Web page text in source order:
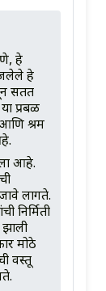
हे
हे
सतत
प्रबळ
श्रम
आहे.
लागते.
निर्मिती
मोठे
वस्तू